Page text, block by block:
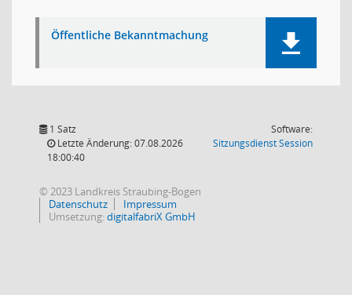
Öffentliche Bekanntmachung
1 Satz
Letzte Änderung: 07.08.2026
18:00:40
Software:
SitzungsdienstSession(Wird in
© 2023 Landkreis Straubing-Bogen
Datenschutz
Impressum
Umsetzung:digitalfabriX GmbH